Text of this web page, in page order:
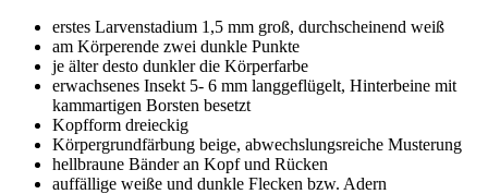
erstes Larvenstadium 1,5 mm groß, durchscheinend weiß
am Körperende zwei dunkle Punkte
je älter desto dunkler die Körperfarbe
erwachsenes Insekt 5- 6 mm langgeflügelt, Hinterbeine mit
kammartigen Borsten besetzt
Kopfform dreieckig
Körpergrundfärbung beige, abwechslungsreiche Musterung
hellbraune Bänder an Kopf und Rücken
auffällige weiße und dunkle Flecken bzw. Adern